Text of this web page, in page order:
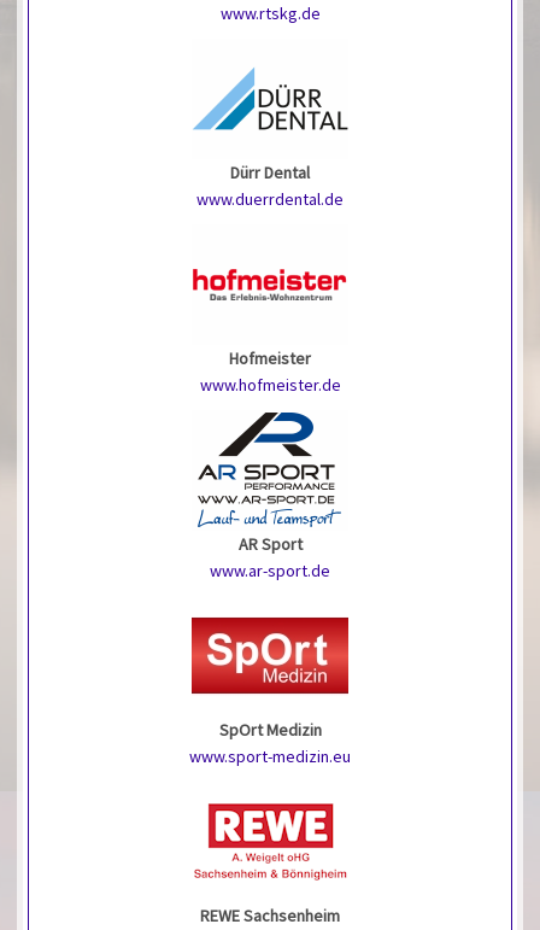
www.rtskg.de
Dürr Dental
www.duerrdental.de
Hofmeister
www.hofmeister.de
AR Sport
www.ar-sport.de
SpOrt Medizin
www.sport-medizin.eu
REWE Sachsenheim